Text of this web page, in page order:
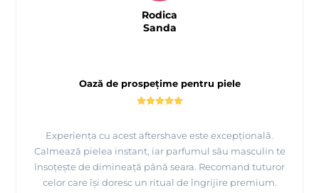
Oază de prospețime pentru piele
Experiența cu acest aftershave este excepțională.
Calmează pielea instant, iar parfumul său masculin te
însoțește de dimineață până seara. Recomand tuturor
celor care își doresc un ritual de îngrijire premium.
Rodica
Sanda